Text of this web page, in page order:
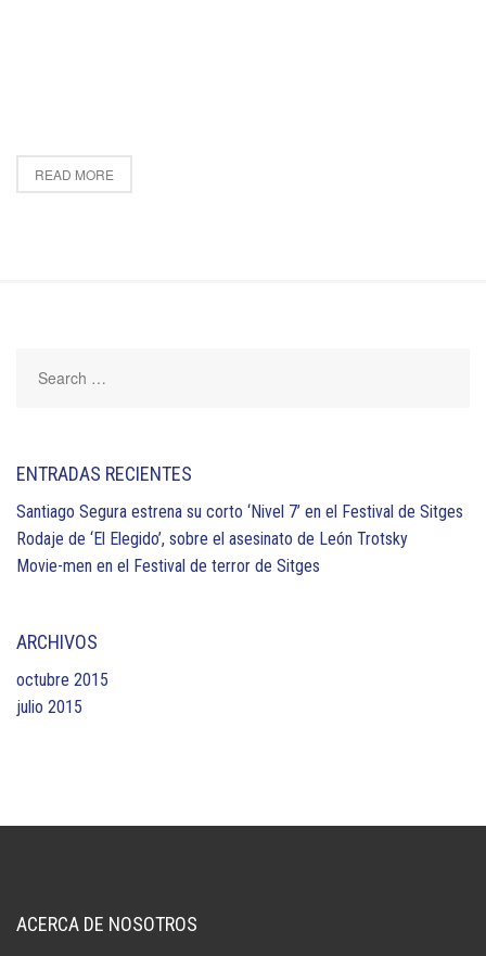
READ MORE
ENTRADAS RECIENTES
Santiago Segura estrena su corto ‘Nivel 7’ en el Festival de Sitges
Rodaje de ‘El Elegido’, sobre el asesinato de León Trotsky
Movie-men en el Festival de terror de Sitges
ARCHIVOS
octubre 2015
julio 2015
ACERCA DE NOSOTROS